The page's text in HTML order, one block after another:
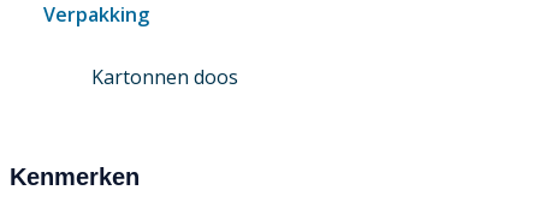
Verpakking
Kartonnen doos
Kenmerken